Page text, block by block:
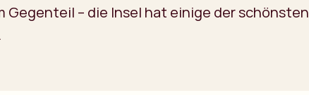
Gegenteil – die Insel hat einige der schönsten